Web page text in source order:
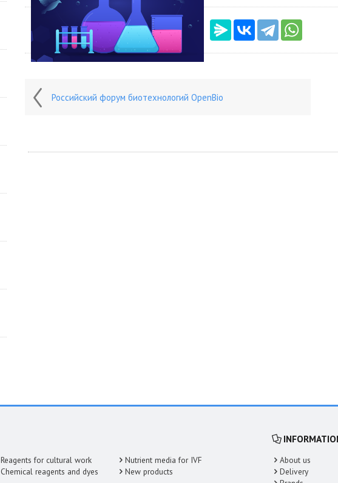
Российский форум биотехнологий OpenBio
Reagents for cultural work
Nutrient media for IVF
Chemical reagents and dyes New products
About us
Delivery